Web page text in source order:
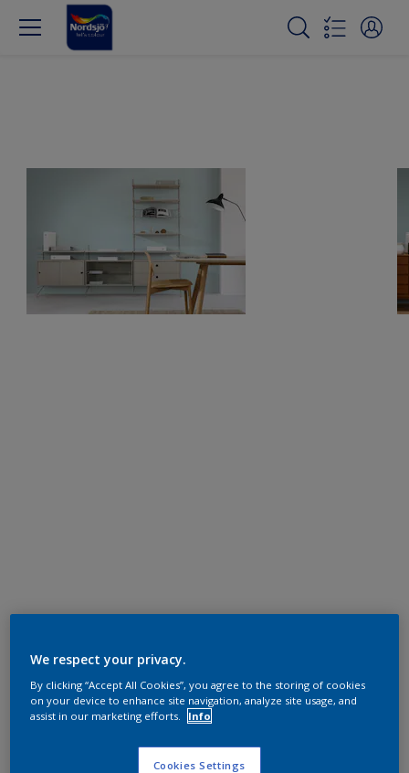
We respect your privacy.
By clicking “Accept All Cookies”, you agree to the storing of cookies
on your device to enhance site navigation, analyze site usage, and
assist in our marketing efforts.
Info
Cookies Settings